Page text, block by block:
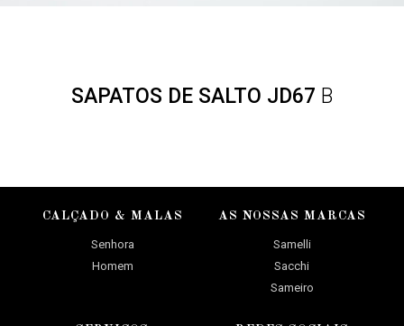
SAPATOS DE SALTO JD67 B
CALÇADO & MALAS
Senhora
Homem
AS NOSSAS MARCAS
Samelli
Sacchi
Sameiro